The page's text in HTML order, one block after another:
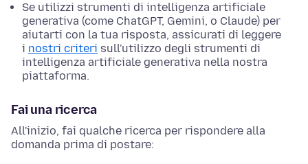
Se utilizzi strumenti di intelligenza artificiale
generativa (come ChatGPT, Gemini, o Claude) per
aiutarti con la tua risposta, assicurati di leggere
i nostri criteri sull'utilizzo degli strumenti di
intelligenza artificiale generativa nella nostra
piattaforma.
Fai una ricerca
All'inizio, fai qualche ricerca per rispondere alla
domanda prima di postare: